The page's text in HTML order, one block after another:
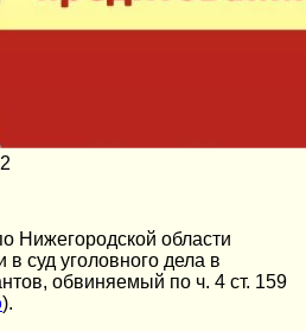
Нижегородской области
суд уголовного дела в
обвиняемый по ч. 4 ст. 159
).